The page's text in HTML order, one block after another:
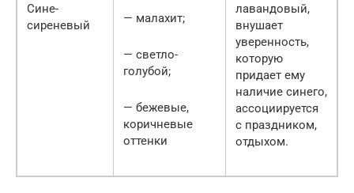
Сине-
сиреневый
— малахит;
— светло-
голубой;
— бежевые,
коричневые
оттенки
лавандовый,
внушает
уверенность,
которую
придает ему
наличие синего,
ассоциируется
с праздником,
отдыхом.